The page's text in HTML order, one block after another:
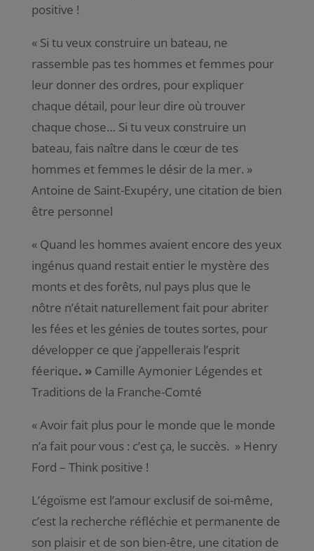
positive !
« Si tu veux construire un bateau, ne
rassemble pas tes hommes et femmes pour
leur donner des ordres, pour expliquer
chaque détail, pour leur dire où trouver
chaque chose… Si tu veux construire un
bateau, fais naître dans le cœur de tes
hommes et femmes le désir de la mer. »
Antoine de Saint-Exupéry, une citation de bien
être personnel
« Quand les hommes avaient encore des yeux
ingénus quand restait entier le mystère des
monts et des forêts, nul pays plus que le
nôtre n’était naturellement fait pour abriter
les fées et les génies de toutes sortes, pour
développer ce que j’appellerais l’esprit
féerique. »Camille Aymonier Légendes et
Traditions de la Franche-Comté
«Avoir fait plus pour le monde que le monde
n’a fait pour vous : c’est ça, le succès. » Henry
Ford – Think positive !
L’égoïsme est l’amour exclusif de soi-même,
c’est la recherche réfléchie et permanente de
son plaisir et de son bien-être, une citation de